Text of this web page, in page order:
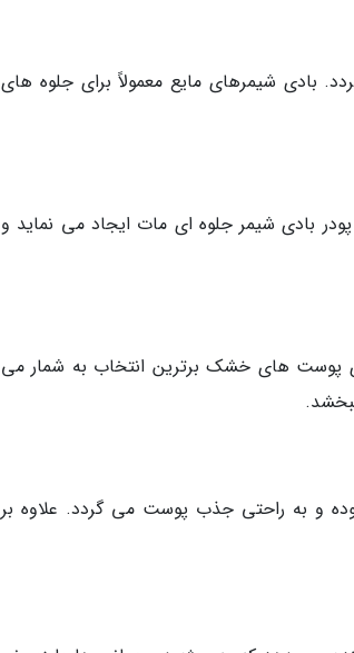
بادی شیمرهای مایع معمولاً برای جلوه های
بادی شیمر جلوه ای مات ایجاد می نماید و
پوست های خشک برترین انتخاب به شمار می
و به راحتی جذب پوست می گردد. علاوه بر